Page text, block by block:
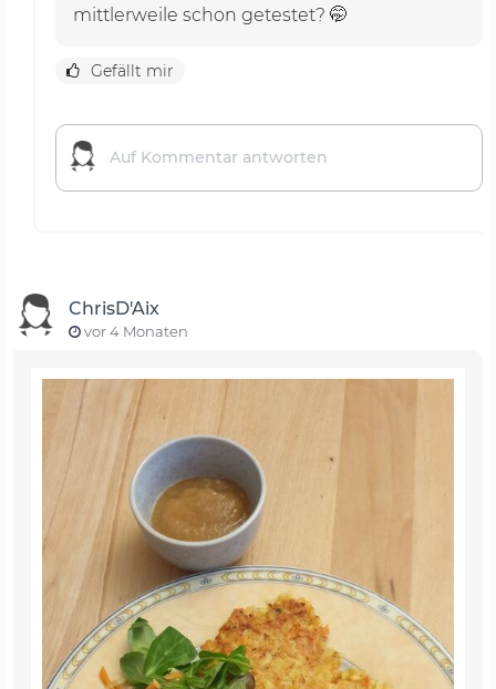
mittlerweile schon getestet? 🤭
Gefällt mir
ChrisD'Aix
vor 4 Monaten